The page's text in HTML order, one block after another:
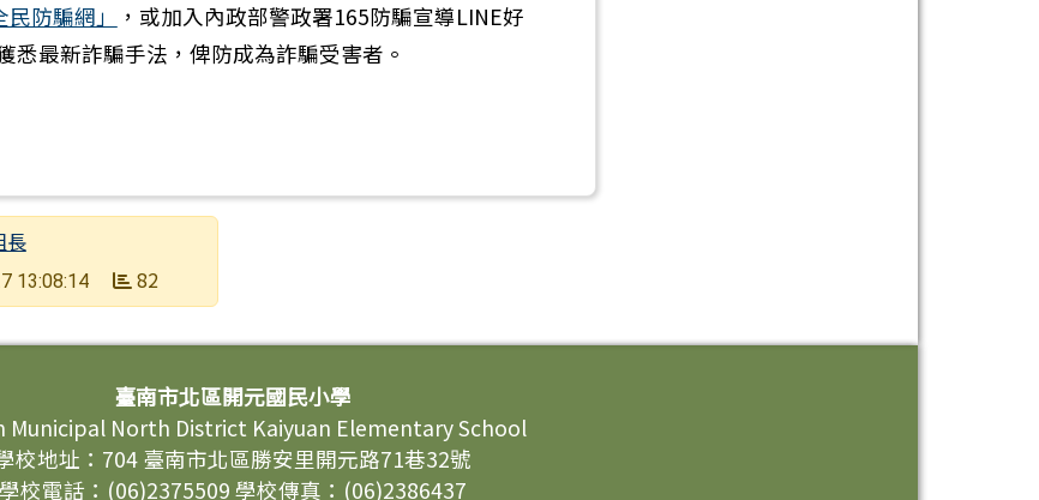
民防騙網」
，或加入內政部警政署165防騙宣導LINE好
悉最新詐騙手法，俾防成為詐騙受害者。
長
13:08:14 82
臺南市北區開元國民小學
Municipal North District Kaiyuan Elementary School
校地址：704 臺南市北區勝安里開元路71巷32號
學校電話：(06)2375509 學校傳真：(06)2386437